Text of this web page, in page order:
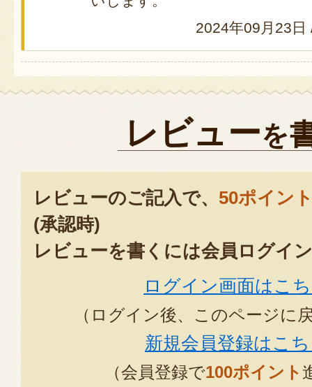
2024年09月23日
レビューを
レビューのご記入で、 50ポイン
(承認時)
レビューを書くには会員ログイ
ログイン画面はこ
（ログイン後、このページに
新規会員登録はこ
（会員登録で100ポイント